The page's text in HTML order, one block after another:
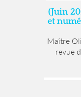
(Juin
et
Maître
revue